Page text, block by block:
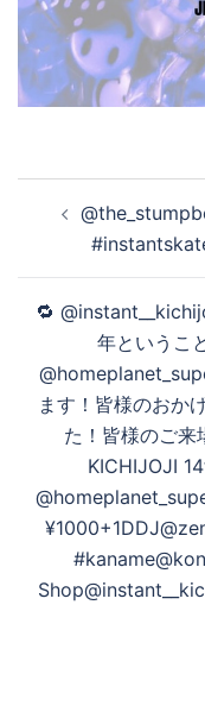
ゲ
ー
シ
ョ
🔁
年というこ
ます！皆様のおか
た！皆様のご来
KICHIJOJI